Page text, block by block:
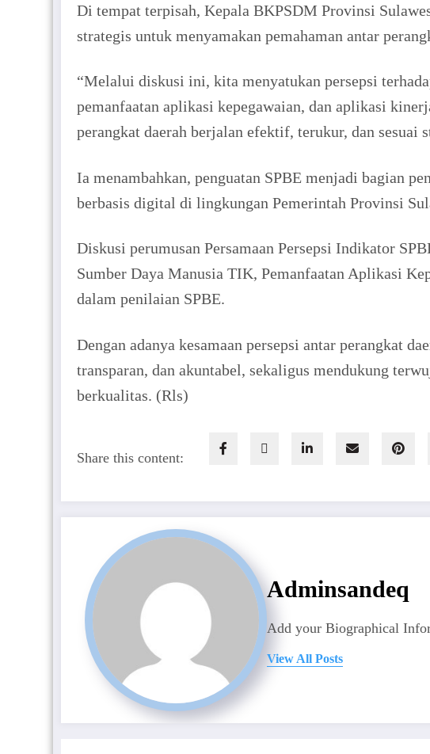
Di tempat terpisah, Kepala BKPSDM Provinsi
strategis untuk menyamakan pemahaman antar
“Melalui diskusi ini, kita menyatukan persepsi
pemanfaatan aplikasi kepegawaian, dan aplikasi
perangkat daerah berjalan efektif, terukur, dan sesuai
Ia menambahkan, penguatan SPBE menjadi bagian
berbasis digital di lingkungan Pemerintah Provinsi
Diskusi perumusan Persamaan Persepsi Indikator
Sumber Daya Manusia TIK, Pemanfaatan Aplikasi
dalam penilaian SPBE.
Dengan adanya kesamaan persepsi antar perangkat
transparan, dan akuntabel, sekaligus mendukung
berkualitas. (Rls)
Share this content:
Adminsandeq
Add your Biographical
View All Posts